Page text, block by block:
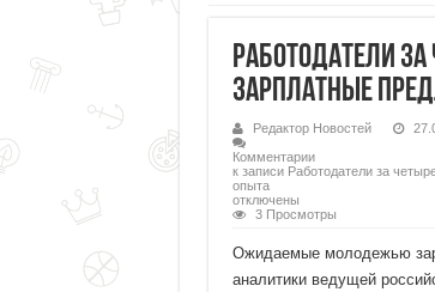
Работодатели
зарплатные
Редактор Новостей
Комментарии
к записи Работодатели за
опыта
отключены
3 Просмотры
Ожидаемые молодежью
аналитики ведущей